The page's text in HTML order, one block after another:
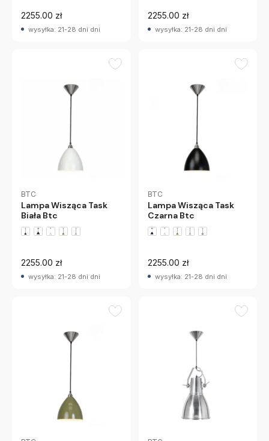
2255.00 zł
wysyłka: 21-28 dni dni
2255.00 zł
wysyłka: 21-28 dni dni
BTC
Lampa Wisząca Task
Biała Btc
2255.00 zł
wysyłka: 21-28 dni dni
BTC
Lampa Wisząca Task
Czarna Btc
2255.00 zł
wysyłka: 21-28 dni dni